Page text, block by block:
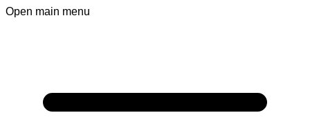
Open main menu